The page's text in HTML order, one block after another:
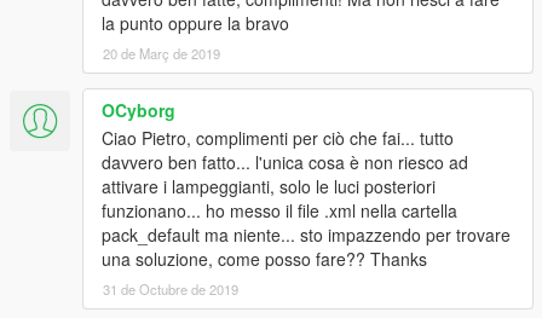
la punto oppure la bravo
20 de Març de 2019
OCyborg
Ciao Pietro, complimenti per ciò che fai... tutto
davvero ben fatto... l'unica cosa è non riesco ad
attivare i lampeggianti, solo le luci posteriori
funzionano... ho messo il file .xml nella cartella
pack_default ma niente... sto impazzendo per trovare
una soluzione, come posso fare?? Thanks
31 de Octubre de 2019